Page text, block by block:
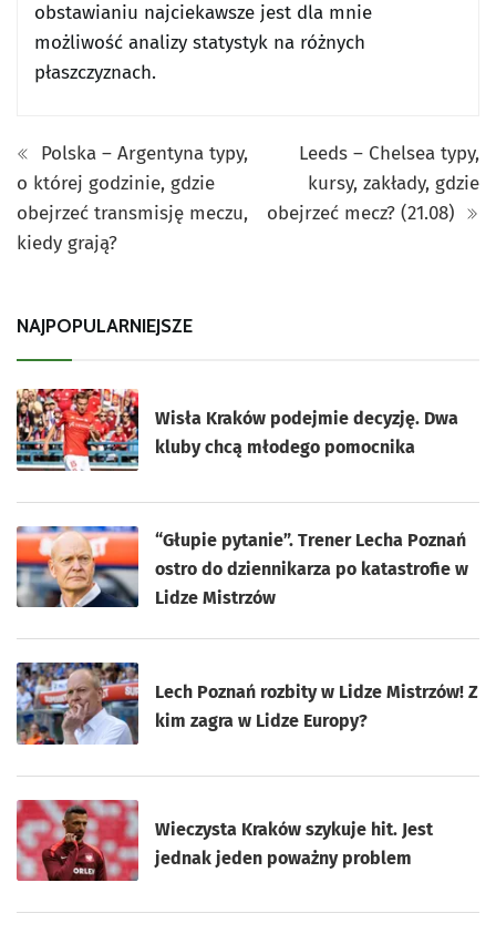
obstawianiu najciekawsze jest dla mnie
możliwość analizy statystyk na różnych
płaszczyznach.
Polska – Argentyna typy,
o której godzinie, gdzie
obejrzeć transmisję meczu,
kiedy grają?
Leeds – Chelsea typy,
kursy, zakłady, gdzie
obejrzeć mecz? (21.08)
NAJPOPULARNIEJSZE
Wisła Kraków podejmie decyzję. Dwa
kluby chcą młodego pomocnika
“Głupie pytanie”. Trener Lecha Poznań
ostro do dziennikarza po katastrofie w
Lidze Mistrzów
Lech Poznań rozbity w Lidze Mistrzów! Z
kim zagra w Lidze Europy?
Wieczysta Kraków szykuje hit. Jest
jednak jeden poważny problem